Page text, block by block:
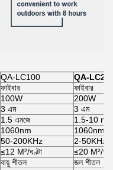
QA-LC100
QA-
ফাইবার
ফাইবার
100W
200W
3 এম
3 এম
1.5 এমজে
1.5-10 mJ
1060nm
1060nm
50-200KHz
2-50KHz
≤12 M²/ঘণ্টা
≤20 M²/
বায়ু শীতল
জল শীতল